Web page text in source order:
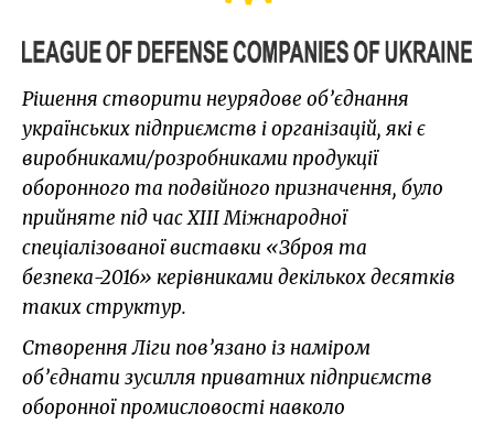
Рішення створити неурядове об’єднання
українських підприємств і організацій, які є
виробниками/розробниками продукції
оборонного та подвійного призначення, було
прийняте під час ХІІІ Міжнародної
спеціалізованої виставки «Зброя та
безпека-2016» керівниками декількох десятків
таких структур.
Створення Ліги пов’язано із наміром
об’єднати зусилля приватних підприємств
оборонної промисловості навколо